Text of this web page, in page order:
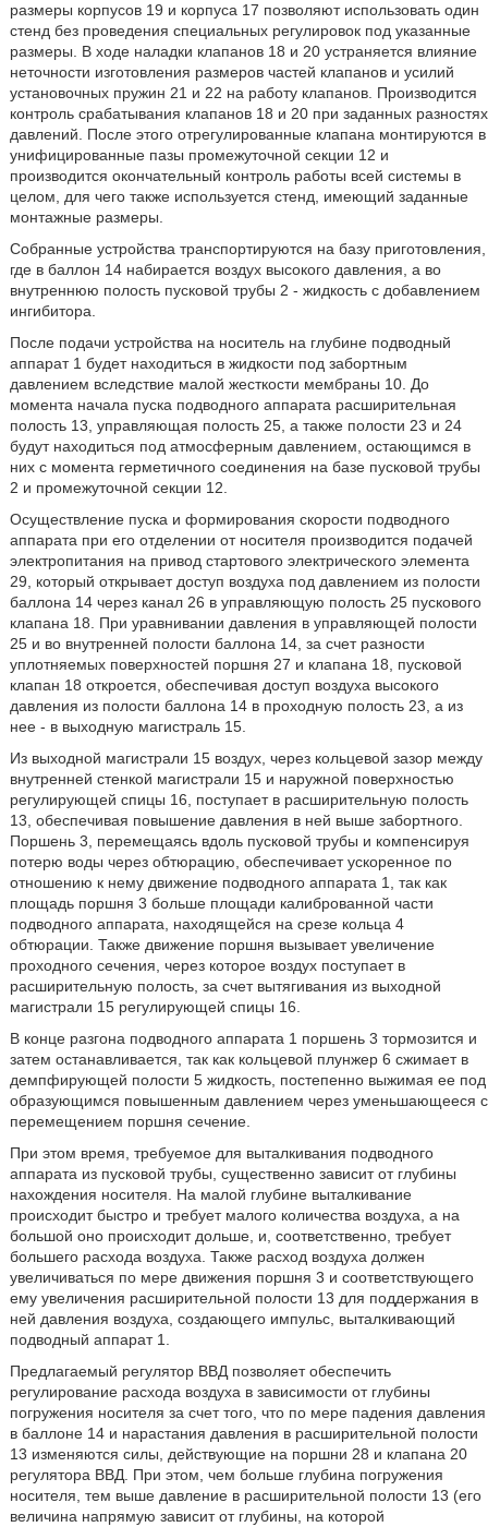
размеры корпусов 19 и корпуса 17 позволяют использовать один
стенд без проведения специальных регулировок под указанные
размеры. В ходе наладки клапанов 18 и 20 устраняется влияние
неточности изготовления размеров частей клапанов и усилий
установочных пружин 21 и 22 на работу клапанов. Производится
контроль срабатывания клапанов 18 и 20 при заданных разностях
давлений. После этого отрегулированные клапана монтируются в
унифицированные пазы промежуточной секции 12 и
производится окончательный контроль работы всей системы в
целом, для чего также используется стенд, имеющий заданные
монтажные размеры.
Собранные устройства транспортируются на базу приготовления,
где в баллон 14 набирается воздух высокого давления, а во
внутреннюю полость пусковой трубы 2 - жидкость с добавлением
ингибитора.
После подачи устройства на носитель на глубине подводный
аппарат 1 будет находиться в жидкости под забортным
давлением вследствие малой жесткости мембраны 10. До
момента начала пуска подводного аппарата расширительная
полость 13, управляющая полость 25, а также полости 23 и 24
будут находиться под атмосферным давлением, остающимся в
них с момента герметичного соединения на базе пусковой трубы
2 и промежуточной секции 12.
Осуществление пуска и формирования скорости подводного
аппарата при его отделении от носителя производится подачей
электропитания на привод стартового электрического элемента
29, который открывает доступ воздуха под давлением из полости
баллона 14 через канал 26 в управляющую полость 25 пускового
клапана 18. При уравнивании давления в управляющей полости
25 и во внутренней полости баллона 14, за счет разности
уплотняемых поверхностей поршня 27 и клапана 18, пусковой
клапан 18 откроется, обеспечивая доступ воздуха высокого
давления из полости баллона 14 в проходную полость 23, а из
нее - в выходную магистраль 15.
Из выходной магистрали 15 воздух, через кольцевой зазор между
внутренней стенкой магистрали 15 и наружной поверхностью
регулирующей спицы 16, поступает в расширительную полость
13, обеспечивая повышение давления в ней выше забортного.
Поршень 3, перемещаясь вдоль пусковой трубы и компенсируя
потерю воды через обтюрацию, обеспечивает ускоренное по
отношению к нему движение подводного аппарата 1, так как
площадь поршня 3 больше площади калиброванной части
подводного аппарата, находящейся на срезе кольца 4
обтюрации. Также движение поршня вызывает увеличение
проходного сечения, через которое воздух поступает в
расширительную полость, за счет вытягивания из выходной
магистрали 15 регулирующей спицы 16.
В конце разгона подводного аппарата 1 поршень 3 тормозится и
затем останавливается, так как кольцевой плунжер 6 сжимает в
демпфирующей полости 5 жидкость, постепенно выжимая ее под
образующимся повышенным давлением через уменьшающееся с
перемещением поршня сечение.
При этом время, требуемое для выталкивания подводного
аппарата из пусковой трубы, существенно зависит от глубины
нахождения носителя. На малой глубине выталкивание
происходит быстро и требует малого количества воздуха, а на
большой оно происходит дольше, и, соответственно, требует
большего расхода воздуха. Также расход воздуха должен
увеличиваться по мере движения поршня 3 и соответствующего
ему увеличения расширительной полости 13 для поддержания в
ней давления воздуха, создающего импульс, выталкивающий
подводный аппарат 1.
Предлагаемый регулятор ВВД позволяет обеспечить
регулирование расхода воздуха в зависимости от глубины
погружения носителя за счет того, что по мере падения давления
в баллоне 14 и нарастания давления в расширительной полости
13 изменяются силы, действующие на поршни 28 и клапана 20
регулятора ВВД. При этом, чем больше глубина погружения
носителя, тем выше давление в расширительной полости 13 (его
величина напрямую зависит от глубины, на которой